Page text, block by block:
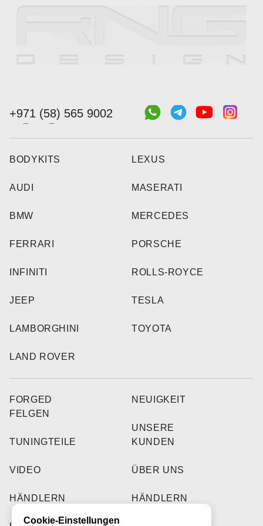
+971 (58) 565 9002
BODYKITS
AUDI
BMW
FERRARI
INFINITI
JEEP
LAMBORGHINI
LAND ROVER
LEXUS
MASERATI
MERCEDES
PORSCHE
ROLLS-ROYCE
TESLA
TOYOTA
FORGED
FELGEN
TUNINGTEILE
VIDEO
HÄNDLERN
NEUIGKEIT
UNSERE
KUNDEN
ÜBER UNS
HÄNDLERN
Cookie-Einstellungen